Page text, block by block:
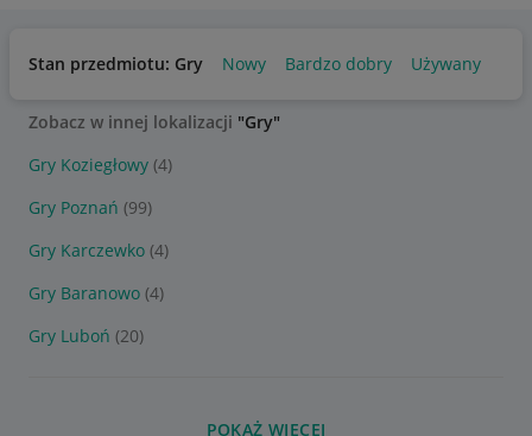
Stan przedmiotu: Gry Nowy Bardzo dobry Używany
Zobacz w innej lokalizacji "Gry"
Gry Koziegłowy (4)
Gry Poznań (99)
Gry Karczewko (4)
Gry Baranowo (4)
Gry Luboń (20)
POKAŻ WIĘCEJ